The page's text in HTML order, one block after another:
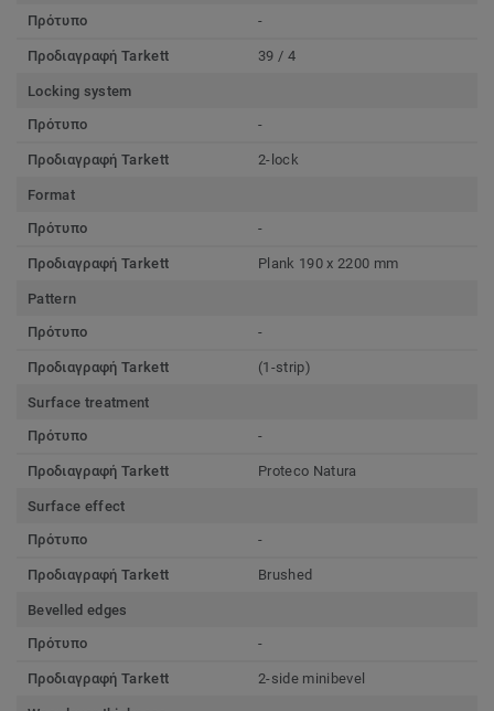
Πρότυπο
-
Προδιαγραφή Tarkett 39 / 4
Locking system
Πρότυπο
-
Προδιαγραφή Tarkett 2-lock
Format
Πρότυπο
-
Προδιαγραφή Tarkett Plank 190 x 2200 mm
Pattern
Πρότυπο
-
Προδιαγραφή Tarkett (1-strip)
Surface treatment
Πρότυπο
-
Προδιαγραφή Tarkett Proteco Natura
Surface effect
Πρότυπο
-
Προδιαγραφή Tarkett Brushed
Bevelled edges
Πρότυπο
-
Προδιαγραφή Tarkett 2-side minibevel